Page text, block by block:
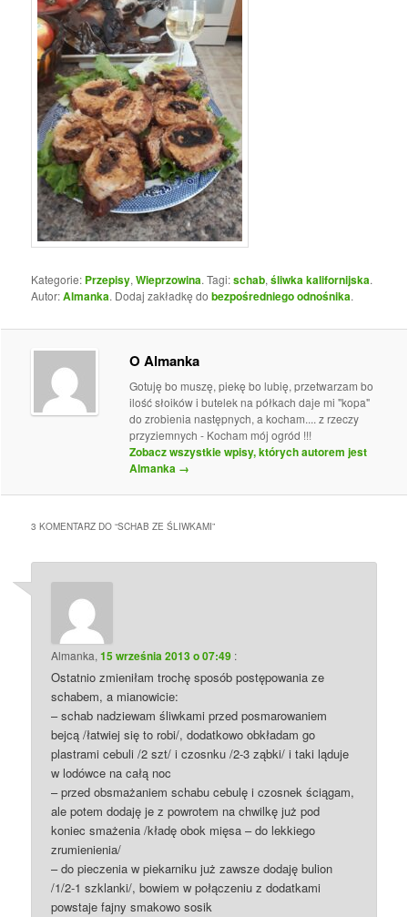
Kategorie: Przepisy,Wieprzowina. Tagi:schab,śliwka kalifornijska.
Autor:Almanka. Dodaj zakładkę dobezpośredniego odnośnika.
O Almanka
Gotuję bo muszę, piekę bo lubię, przetwarzam bo
ilość słoików i butelek na półkach daje mi "kopa"
do zrobienia następnych, a kocham.... z rzeczy
przyziemnych - Kocham mój ogród !!!
Zobacz wszystkie wpisy, których autorem jest
Almanka →
3 KOMENTARZ DO “SCHAB ZE ŚLIWKAMI”
Almanka,15 września 2013 o 07:49 :
Ostatnio zmieniłam trochę sposób postępowania ze
schabem, a mianowicie:
– schab nadziewam śliwkami przed posmarowaniem
bejcą /łatwiej się to robi/, dodatkowo obkładam go
plastrami cebuli /2 szt/ i czosnku /2-3 ząbki/ i taki ląduje
w lodówce na całą noc
– przed obsmażaniem schabu cebulę i czosnek ściągam,
ale potem dodaję je z powrotem na chwilkę już pod
koniec smażenia /kładę obok mięsa – do lekkiego
zrumienienia/
– do pieczenia w piekarniku już zawsze dodaję bulion
/1/2-1 szklanki/, bowiem w połączeniu z dodatkami
powstaje fajny smakowo sosik